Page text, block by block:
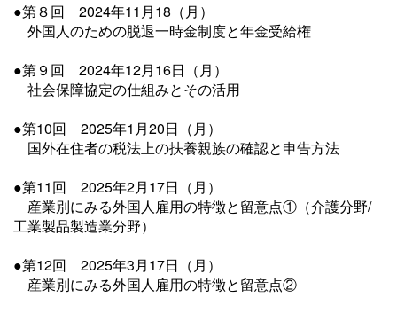
●第８回
2024年11月18（月）
外国人のための脱退一時金制度と年金受給権
●第９回
2024年12月16日（月）
社会保障協定の仕組みとその活用
●第10回
2025年1月20日（月）
国外在住者の税法上の扶養親族の確認と申告方法
●第11回
2025年2月17日（月）
産業別にみる外国人雇用の特徴と留意点①（介護分野/
工業製品製造業分野）
●第12回
2025年3月17日（月）
産業別にみる外国人雇用の特徴と留意点②